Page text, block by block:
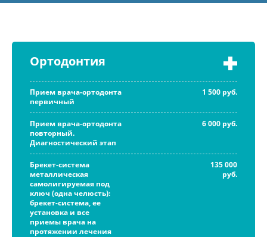
Ортодонтия
Прием врача-ортодонта
первичный
1 500 руб.
Прием врача-ортодонта
повторный.
Диагностический этап
6 000 руб.
Брекет-система
металлическая
самолигируемая под
ключ (одна челюсть):
брекет-система, ее
установка и все
приемы врача на
протяжении лечения
135 000
руб.